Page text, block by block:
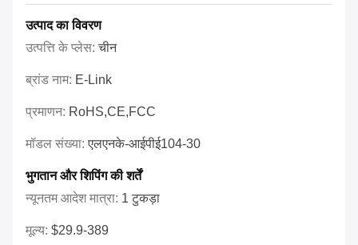
उत्पाद का विवरण
उत्पत्ति के प्लेस:चीन
ब्रांड नाम: E-Link
प्रमाणन: RoHS,CE,FCC
मॉडल संख्या:एलएनके-आईपीई104-30
भुगतान और शिपिंग की शर्तें
न्यूनतम आदेश मात्रा: 1 टुकड़ा
मूल्य: $29.9-389